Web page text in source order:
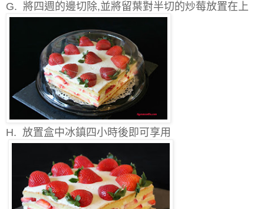
G. 將四週的邊切除,並將留葉對半切的炒莓放置在上
H. 放置盒中冰鎮四小時後即可享用